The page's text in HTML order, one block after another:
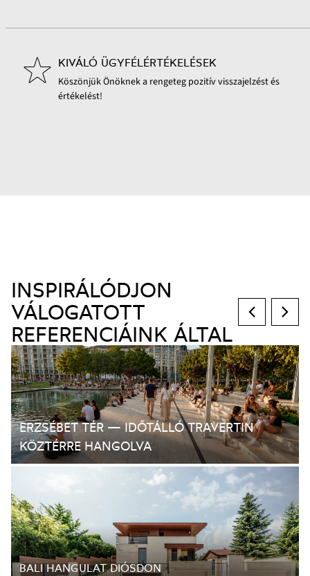
KIVÁLÓ ÜGYFÉLÉRTÉKELÉSEK
Köszönjük Önöknek a rengeteg pozitív visszajelzést és
értékelést!
INSPIRÁLÓDJON
VÁLOGATOTT
REFERENCIÁINK ÁLTAL
ERZSÉBET TÉR — IDŐTÁLLÓ TRAVERTIN
KÖZTÉRRE HANGOLVA
BALI HANGULAT DIÓSDON